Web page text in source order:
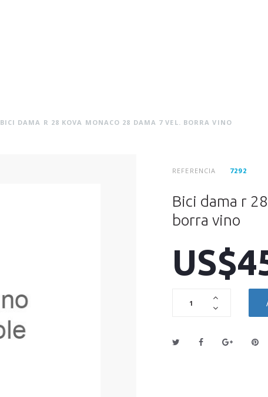
BICI DAMA R 28 KOVA MONACO 28 DAMA 7 VEL. BORRA VINO
REFERENCIA 7292
Bici dama r
borra vino